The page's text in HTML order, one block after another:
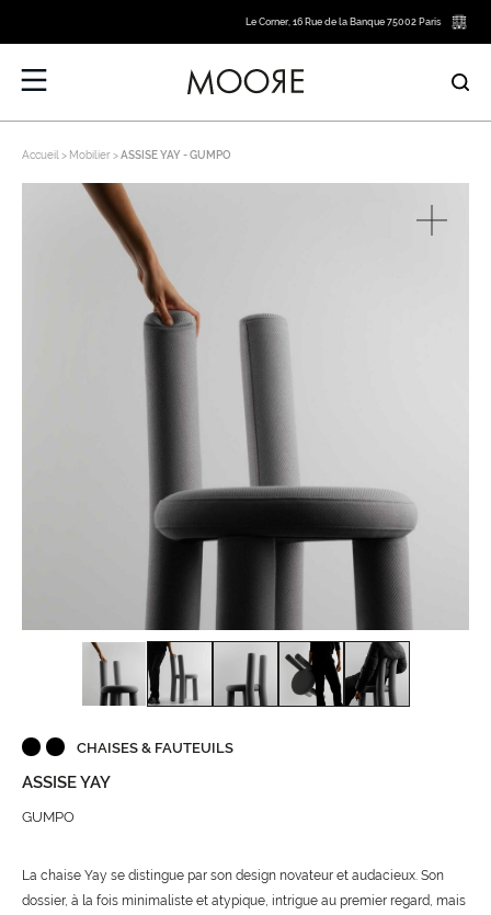
Le Corner, 16 Rue de la Banque 75002 Paris
Accueil Mobilier ASSISE YAY - GUMPO
CHAISES & FAUTEUILS
ASSISE YAY
GUMPO
La chaise Yay se distingue par son design novateur et audacieux. Son
dossier, à la fois minimaliste et atypique, intrigue au premier regard, mais